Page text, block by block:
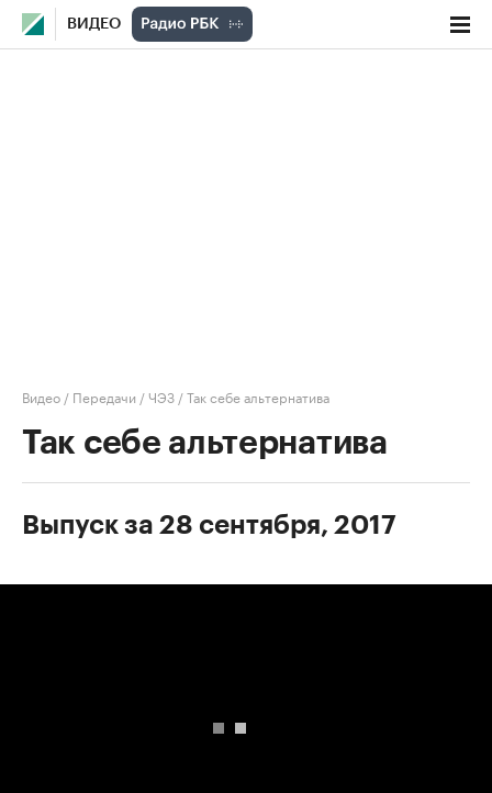
ВИДЕО
Видео / Передачи /ЧЭЗ /Так себе альтернатива
Так себе альтернатива
Выпуск за 28 сентября, 2017